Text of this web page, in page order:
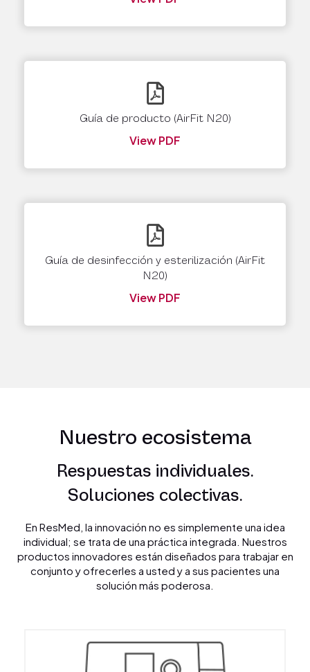
Guía de producto (AirFit N20)
View PDF
Guía de desinfección y esterilización (AirFit
N20)
View PDF
Nuestro ecosistema
Respuestas individuales.
Soluciones colectivas.
En ResMed, la innovación no es simplemente una idea
individual; se trata de una práctica integrada. Nuestros
productos innovadores están diseñados para trabajar en
conjunto y ofrecerles a usted y a sus pacientes una
solución más poderosa.